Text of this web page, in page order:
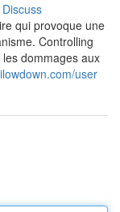
Discuss
qui provoque une
Controlling
dommages aux
user